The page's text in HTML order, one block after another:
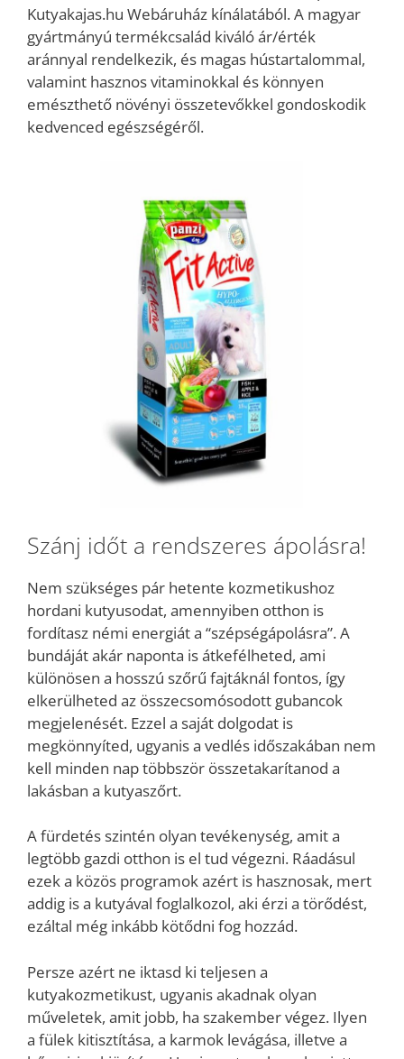
Kutyakajas.hu Webáruház kínálatából. A magyar
gyártmányú termékcsalád kiváló ár/érték
aránnyal rendelkezik, és magas hústartalommal,
valamint hasznos vitaminokkal és könnyen
emészthető növényi összetevőkkel gondoskodik
kedvenced egészségéről.
Szánj időt a rendszeres ápolásra!
Nem szükséges pár hetente kozmetikushoz
hordani kutyusodat, amennyiben otthon is
fordítasz némi energiát a “szépségápolásra”. A
bundáját akár naponta is átkefélheted, ami
különösen a hosszú szőrű fajtáknál fontos, így
elkerülheted az összecsomósodott gubancok
megjelenését. Ezzel a saját dolgodat is
megkönnyíted, ugyanis a vedlés időszakában nem
kell minden nap többször összetakarítanod a
lakásban a kutyaszőrt.
A fürdetés szintén olyan tevékenység, amit a
legtöbb gazdi otthon is el tud végezni. Ráadásul
ezek a közös programok azért is hasznosak, mert
addig is a kutyával foglalkozol, aki érzi a törődést,
ezáltal még inkább kötődni fog hozzád.
Persze azért ne iktasd ki teljesen a
kutyakozmetikust, ugyanis akadnak olyan
műveletek, amit jobb, ha szakember végez. Ilyen
a fülek kitisztítása, a karmok levágása, illetve a